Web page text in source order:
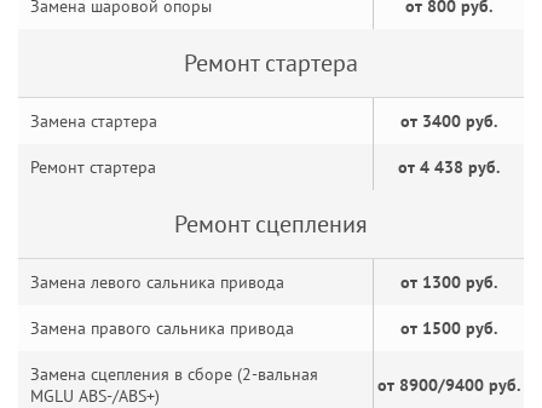
Замена шаровой опоры от 800 руб.
Ремонт стартера
Замена стартера от 3400 руб.
Ремонт стартера от 4 438 руб.
Ремонт сцепления
Замена левого сальника привода от 1300 руб.
Замена правого сальника привода от 1500 руб.
Замена сцепления в сборе (2-вальная
MGLU ABS-/ABS+)
от 8900/9400 руб.